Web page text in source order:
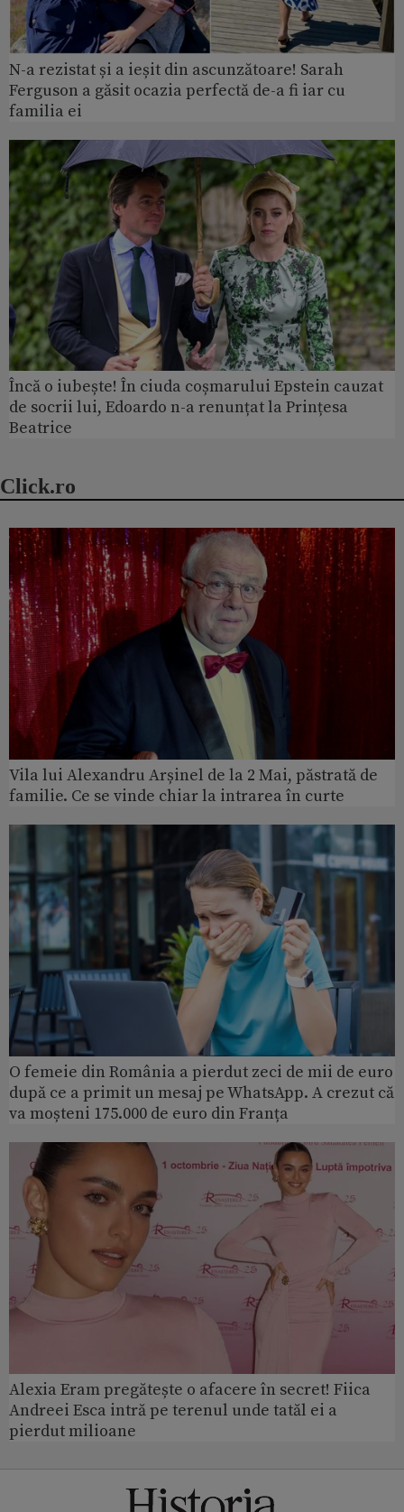
N-a rezistat și a ieșit din ascunzătoare! Sarah
Ferguson a găsit ocazia perfectă de-a fi iar cu
familia ei
Încă o iubește! În ciuda coșmarului Epstein cauzat
de socrii lui, Edoardo n-a renunțat la Prințesa
Beatrice
Click.ro
Vila lui Alexandru Arșinel de la 2 Mai, păstrată de
familie. Ce se vinde chiar la intrarea în curte
O femeie din România a pierdut zeci de mii de euro
după ce a primit un mesaj pe WhatsApp. A crezut că
va moșteni 175.000 de euro din Franța
Alexia Eram pregătește o afacere în secret! Fiica
Andreei Esca intră pe terenul unde tatăl ei a
pierdut milioane